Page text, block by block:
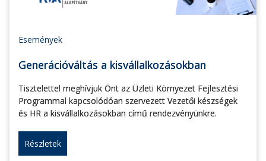
Események
Generációváltás a kisvállalkozásokban
Tisztelettel meghívjuk Önt az Üzleti Környezet Fejlesztési
Programmal kapcsolódóan szervezett Vezetői készségek
és HR a kisvállalkozásokban című rendezvényünkre.
Részletek